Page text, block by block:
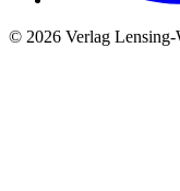
© 2026 Verlag